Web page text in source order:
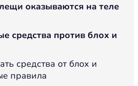
оказываются на теле
средства против блох и
средства от блох и
правила